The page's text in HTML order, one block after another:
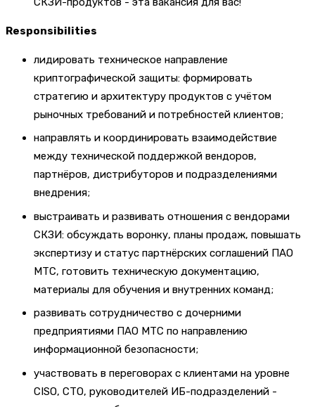
Responsibilities
лидировать техническое направление
криптографической защиты: формировать
стратегию и архитектуру продуктов с учётом
рыночных требований и потребностей клиентов;
направлять и координировать взаимодействие
между технической поддержкой вендоров,
партнёров, дистрибуторов и подразделениями
внедрения;
выстраивать и развивать отношения с вендорами
СКЗИ: обсуждать воронку, планы продаж, повышать
экспертизу и статус партнёрских соглашений ПАО
МТС, готовить техническую документацию,
материалы для обучения и внутренних команд;
развивать сотрудничество с дочерними
предприятиями ПАО МТС по направлению
информационной безопасности;
участвовать в переговорах с клиентами на уровне
CISO, CTO, руководителей ИБ-подразделений -